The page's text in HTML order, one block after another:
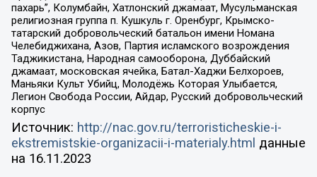
пахарь”, Колумбайн, Хатлонский джамаат, Мусульманская
религиозная группа п. Кушкуль г. Оренбург, Крымско-
татарский добровольческий батальон имени Номана
Челебиджихана, Азов, Партия исламского возрождения
Таджикистана, Народная самооборона, Дуббайский
джамаат, московская ячейка, Батал-Хаджи Белхороев,
Маньяки Культ Убийц, Молодёжь Которая Улыбается,
Легион Свобода России, Айдар, Русский добровольческий
корпус
Источник: http://nac.gov.ru/terroristicheskie-i-
ekstremistskie-organizacii-i-materialy.html данные
на 16.11.2023